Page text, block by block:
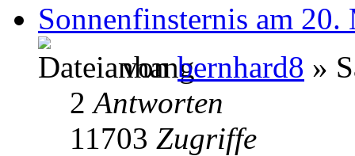
Sonnenfinsternis am 20.
vonbernhard8 »
2Antworten
11703 Zugriffe